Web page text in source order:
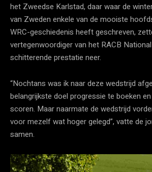
het Zweedse Karlstad, daar waar de
van Zweden enkele van de mooiste
WRC-geschiedenis heeft geschreven,
vertegenwoordiger van het RACB
schitterende prestatie neer.
“Nochtans was ik naar deze wedstrijd
belangrijkste doel progressie te boeken
scoren. Maar naarmate de wedstrijd
voor mezelf wat hoger gelegd”, vatte de
samen.